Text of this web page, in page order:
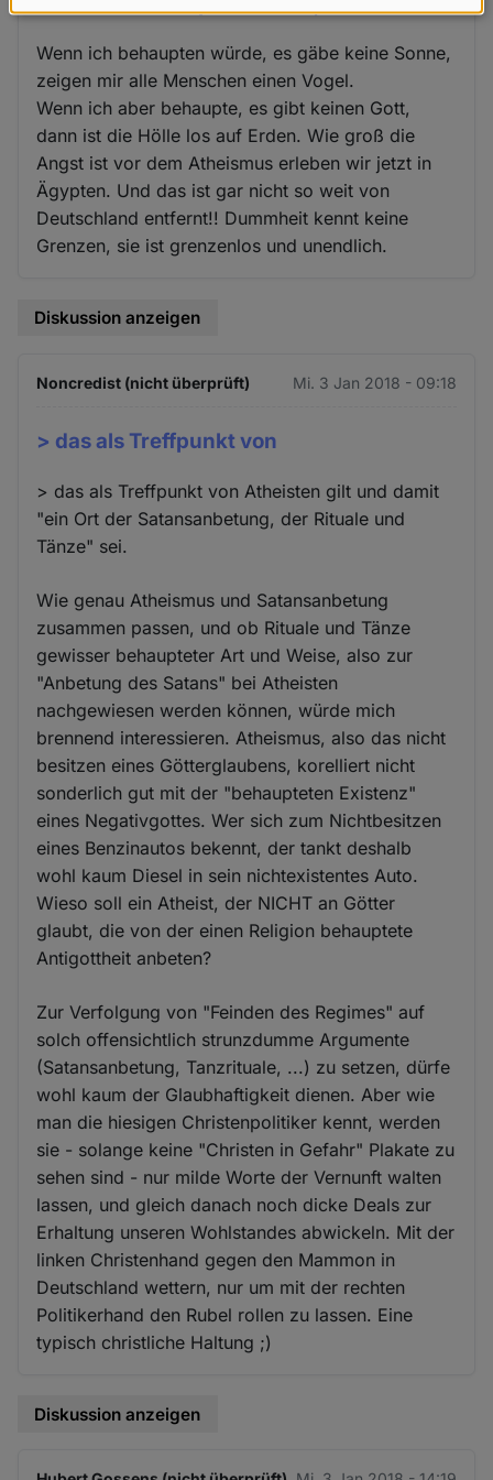
Wenn ich behaupten würde, es gäbe keine Sonne,
zeigen mir alle Menschen einen Vogel.
Wenn ich aber behaupte, es gibt keinen Gott,
dann ist die Hölle los auf Erden. Wie groß die
Angst ist vor dem Atheismus erleben wir jetzt in
Ägypten. Und das ist gar nicht so weit von
Deutschland entfernt!! Dummheit kennt keine
Grenzen, sie ist grenzenlos und unendlich.
Diskussion anzeigen
Noncredist (nicht überprüft) Mi. 3 Jan 2018 - 09:18
> das als Treffpunkt von
> das als Treffpunkt von Atheisten gilt und damit
"ein Ort der Satansanbetung, der Rituale und
Tänze" sei.
Wie genau Atheismus und Satansanbetung
zusammen passen, und ob Rituale und Tänze
gewisser behaupteter Art und Weise, also zur
"Anbetung des Satans" bei Atheisten
nachgewiesen werden können, würde mich
brennend interessieren. Atheismus, also das nicht
besitzen eines Götterglaubens, korelliert nicht
sonderlich gut mit der "behaupteten Existenz"
eines Negativgottes. Wer sich zum Nichtbesitzen
eines Benzinautos bekennt, der tankt deshalb
wohl kaum Diesel in sein nichtexistentes Auto.
Wieso soll ein Atheist, der NICHT an Götter
glaubt, die von der einen Religion behauptete
Antigottheit anbeten?
Zur Verfolgung von "Feinden des Regimes" auf
solch offensichtlich strunzdumme Argumente
(Satansanbetung, Tanzrituale, ...) zu setzen, dürfe
wohl kaum der Glaubhaftigkeit dienen. Aber wie
man die hiesigen Christenpolitiker kennt, werden
sie - solange keine "Christen in Gefahr" Plakate zu
sehen sind - nur milde Worte der Vernunft walten
lassen, und gleich danach noch dicke Deals zur
Erhaltung unseren Wohlstandes abwickeln. Mit der
linken Christenhand gegen den Mammon in
Deutschland wettern, nur um mit der rechten
Politikerhand den Rubel rollen zu lassen. Eine
typisch christliche Haltung ;)
Diskussion anzeigen
Daten
und
Cookies